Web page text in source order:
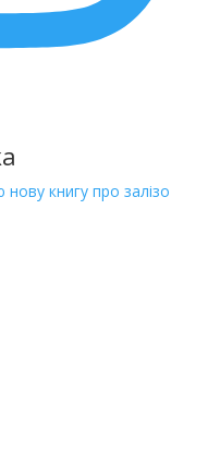
книгу про залізо